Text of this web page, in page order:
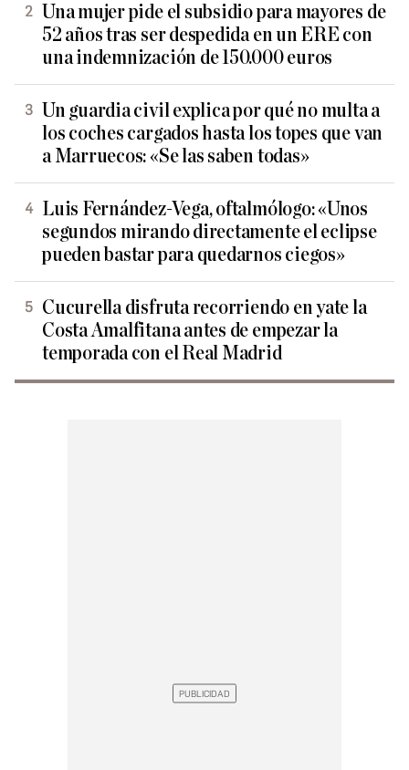
Una mujer pide el subsidio para mayores de
52 años tras ser despedida en un ERE con
una indemnización de 150.000 euros
Un guardia civil explica por qué no multa a
los coches cargados hasta los topes que van
a Marruecos: «Se las saben todas»
Luis Fernández-Vega, oftalmólogo: «Unos
segundos mirando directamente el eclipse
pueden bastar para quedarnos ciegos»
Cucurella disfruta recorriendo en yate la
Costa Amalfitana antes de empezar la
temporada con el Real Madrid